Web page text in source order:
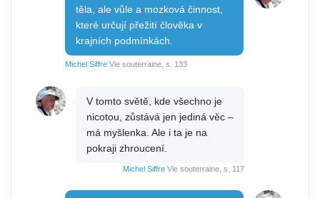
těla, ale vůle a mozková činnost,
které určují přežití člověka v
krajních podmínkách.
Michel Siffre Vie souterraine, s. 133
V tomto světě, kde všechno je
nicotou, zůstává jen jediná věc –
má myšlenka. Ale i ta je na
pokraji zhroucení.
Michel Siffre Vie souterraine, s. 117